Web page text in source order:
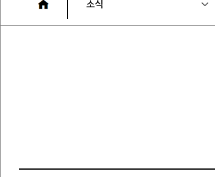
소식